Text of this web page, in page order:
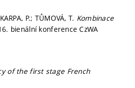
P.; TŮMOVÁ, T. Kombinace
bienální konference CzWA
of the first stage French